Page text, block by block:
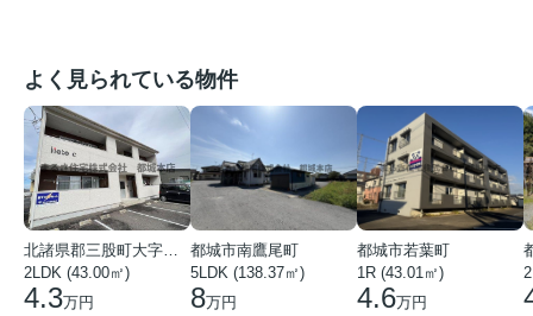
よく見られている物件
北諸県郡三股町大字蓼池
2LDK (43.00㎡)
4.3万円
都城市南鷹尾町
5LDK (138.37㎡)
8万円
都城市若葉町
1R (43.01㎡)
4.6万円